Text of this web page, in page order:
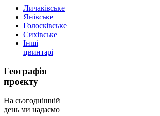
Личаківське
Янівське
Голосківське
Сихівське
Інші
цвинтарі
Географія
проекту
На сьогоднішній
день ми надаємо